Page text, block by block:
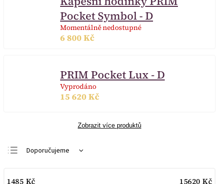
Pocket Symbol - D
Momentálně nedostupné
6 800 Kč
PRIM Pocket Lux - D
Vyprodáno
15 620 Kč
Zobrazit více produktů
Doporučujeme
Nejdražší
1485 Kč 15620 Kč